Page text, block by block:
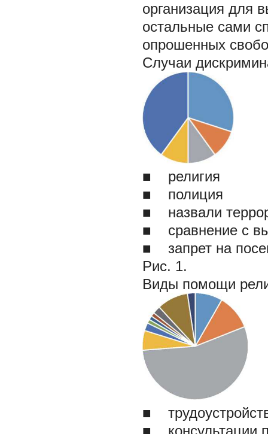
организация для
остальные сами
опрошенных
Случаи
■ религия
■ полиция
■ назвали
■ сравнение с
■ запрет на
Рис. 1.
Виды помощи
■
■
консультации